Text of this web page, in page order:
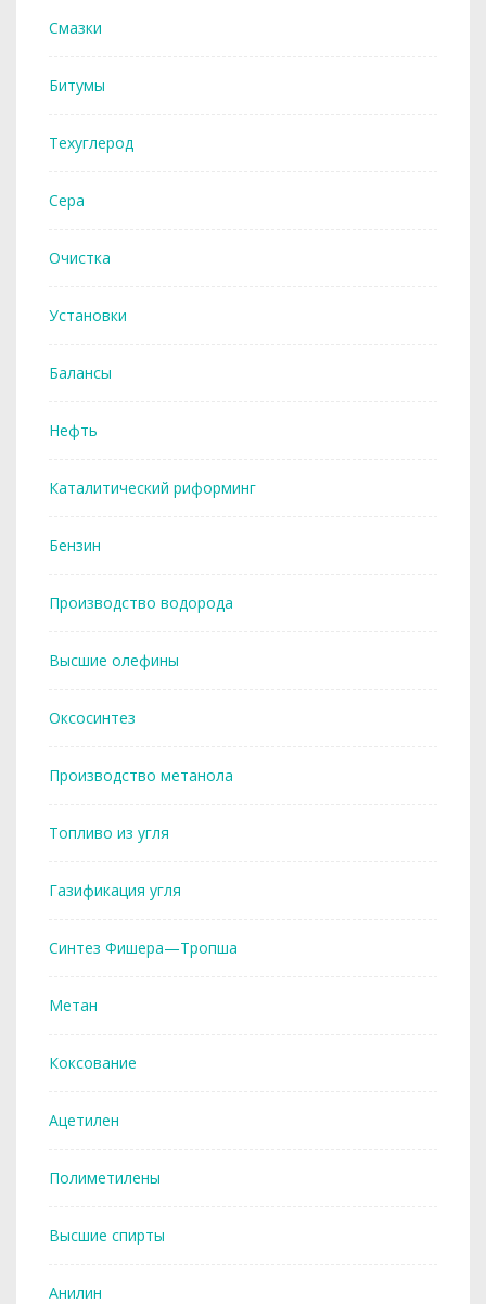
Смазки
Битумы
Техуглерод
Сера
Очистка
Установки
Балансы
Нефть
Каталитический риформинг
Бензин
Производство водорода
Высшие олефины
Оксосинтез
Производство метанола
Топливо из угля
Газификация угля
Синтез Фишера—Тропша
Метан
Коксование
Ацетилен
Полиметилены
Высшие спирты
Анилин